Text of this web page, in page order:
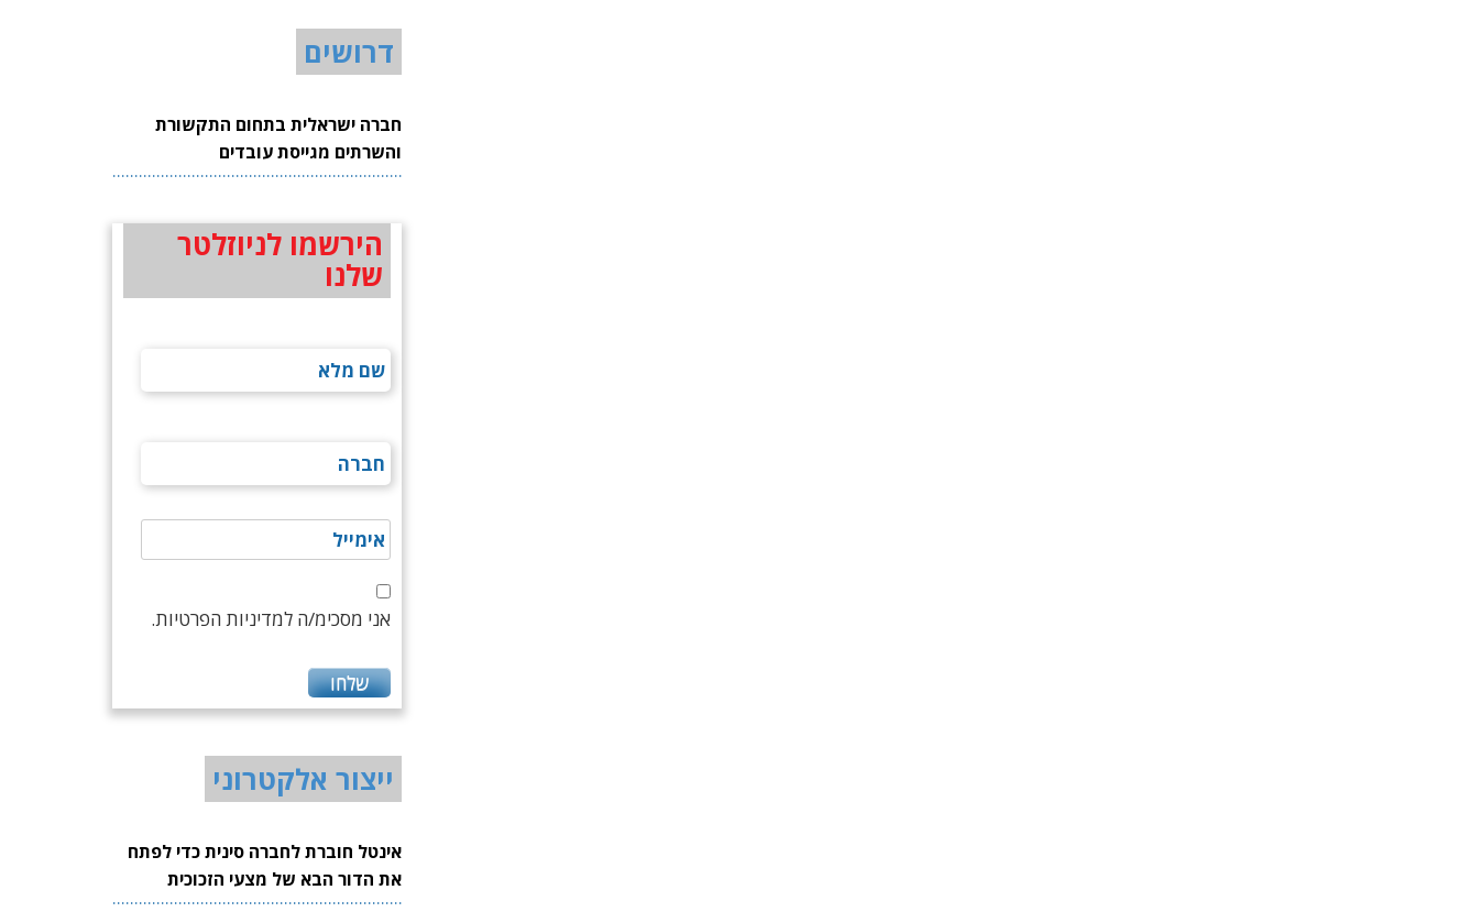
דרושים
חברה ישראלית בתחום התקשורת
והשרתים מגייסת עובדים
הירשמו לניוזלטר
שלנו
אני מסכימ/ה למדיניות הפרטיות.
ייצור אלקטרוני
אינטל חוברת לחברה סינית כדי לפתח
את הדור הבא של מצעי הזכוכית
לשבבים